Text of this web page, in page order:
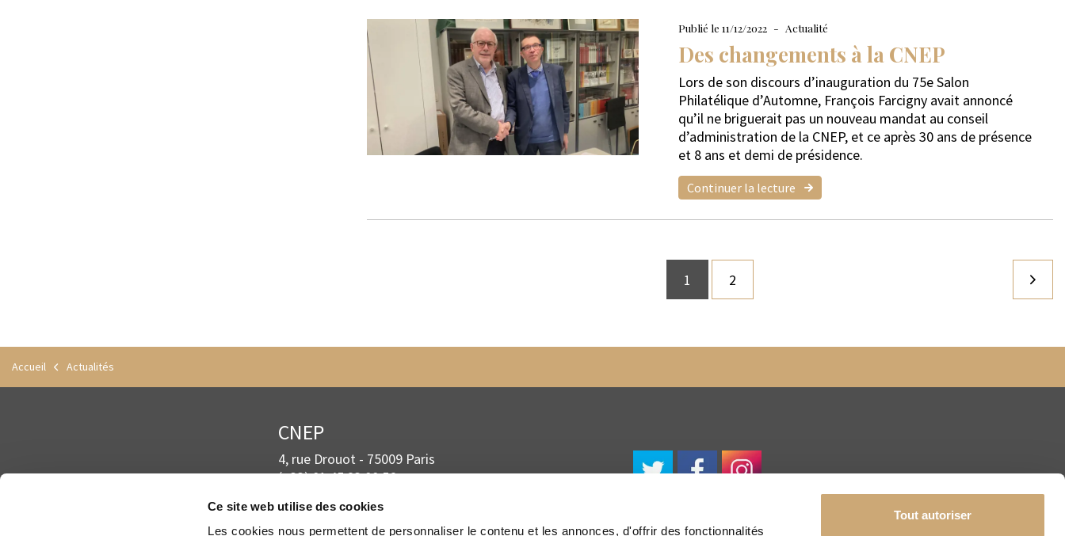
Ce site web utilise des cookies
Les cookies nous permettent de personnaliser le contenu et les annonces, d'offrir des fonctionnalités
Tout autoriser
Publié le 11/12/2022 Actualité
Des changements à la CNEP
Lors de son discours d’inauguration du 75e Salon
Philatélique d’Automne, François Farcigny avait annoncé
qu’il ne briguerait pas un nouveau mandat au conseil
d’administration de la CNEP, et ce après 30 ans de présence
et 8 ans et demi de présidence.
Continuer la lecture
1 2
Accueil Actualités
CNEP
4, rue Drouot - 75009 Paris
(+33) 01 45 23 00 56
contact@cnep-philatelie.fr